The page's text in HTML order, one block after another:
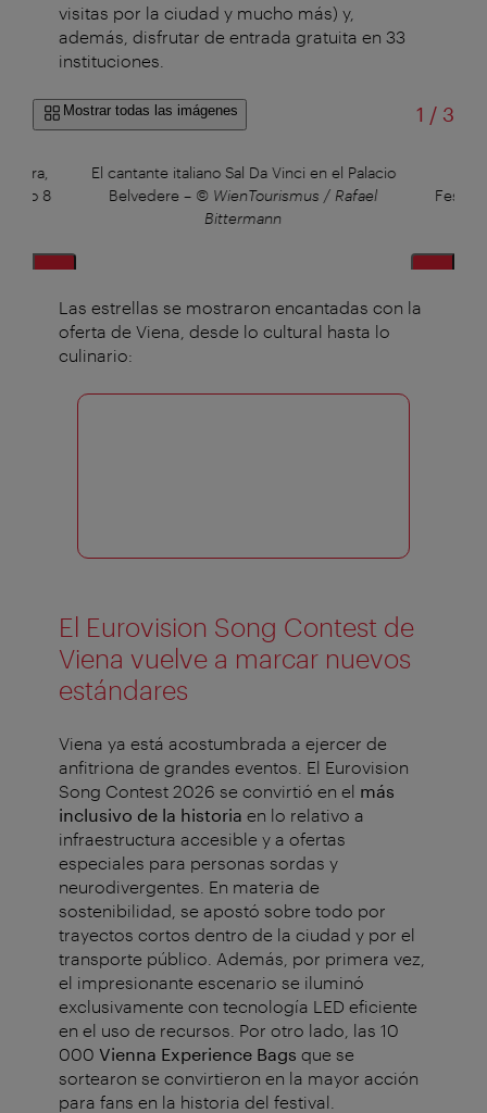
visitas por la ciudad y mucho más) y,
además, disfrutar de entrada gratuita en 33
instituciones.
Mostrar todas las imágenes 1 /de
3
8
El cantante italiano Sal Da Vinci en el Palacio
Belvedere – © WienTourismus / Rafael
Bittermann
Las estrellas se mostraron encantadas con la
oferta de Viena, desde lo cultural hasta lo
culinario:
El Eurovision Song Contest de
Viena vuelve a marcar nuevos
estándares
Viena ya está acostumbrada a ejercer de
anfitriona de grandes eventos. El Eurovision
Song Contest 2026 se convirtió en el más
inclusivo de la historia en lo relativo a
infraestructura accesible y a ofertas
especiales para personas sordas y
neurodivergentes. En materia de
sostenibilidad, se apostó sobre todo por
trayectos cortos dentro de la ciudad y por el
transporte público. Además, por primera vez,
el impresionante escenario se iluminó
exclusivamente con tecnología LED eficiente
en el uso de recursos. Por otro lado, las 10
000 Vienna Experience Bags que se
sortearon se convirtieron en la mayor acción
para fans en la historia del festival.